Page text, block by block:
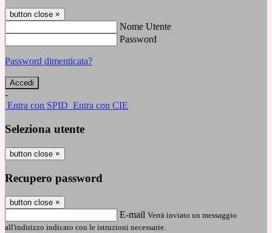
button close ×
Nome Utente
Password
Password dimenticata?
-
Entra con SPID Entra con CIE
Seleziona utente
button close ×
Recupero password
button close ×
E-mail Verrà inviato un messaggio
all'indirizzo indicato con le istruzioni necessarie.